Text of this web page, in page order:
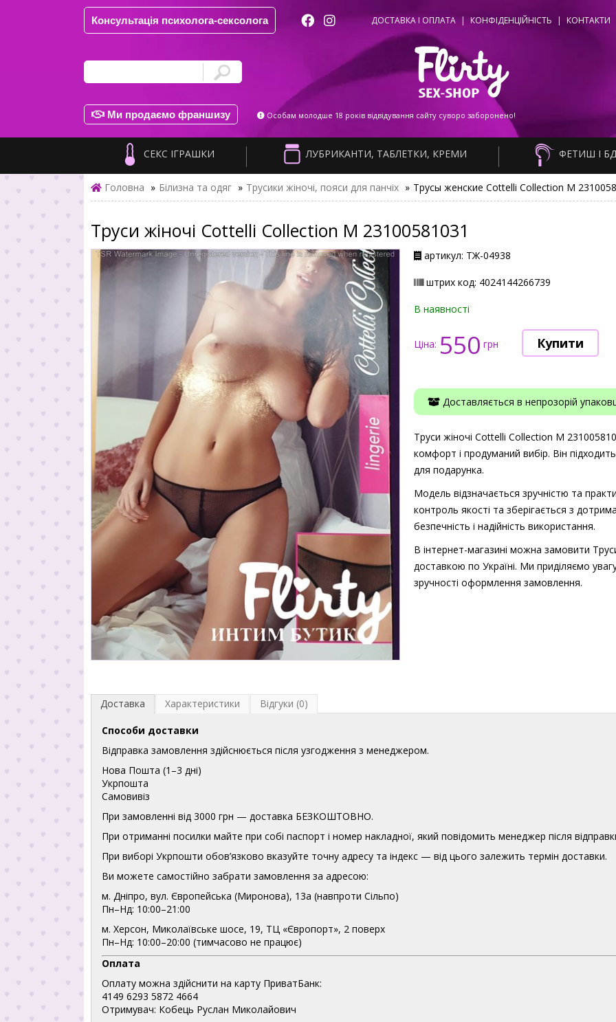
Консультація психолога-сексолога ДОСТАВКА І ОПЛАТА | КОНФІДЕНЦІЙНІСТЬ | КОНТАКТИ
Ми продаємо франшизу Особам молодше 18 років відвідування сайту суворо заборонено!
СЕКС ІГРАШКИ ЛУБРИКАНТИ, ТАБЛЕТКИ, КРЕМИ ФЕТИШ І
Головна » Білизна та одяг » Трусики жіночі, пояси для панчіх » Трусы женские Cottelli Collection M
Труси жіночі Cottelli Collection M 23100581031
артикул: ТЖ-04938
штрих код: 4024144266739
В наявності
Ціна: 550 грн
Доставляється в непрозорій
Труси жіночі Cottelli Collection M
комфорт і продуманий вибір. Він
для подарунка.
Модель відзначається зручністю та
контроль якості та зберігається з
безпечність і надійність використання.
В інтернет-магазині можна замовити
доставкою по Україні. Ми приділяємо
зручності оформлення замовлення.
Доставка Характеристики Відгуки (0)
Способи доставки
Відправка замовлення здійснюється після узгодження з менеджером.
Нова Пошта (1–3 дні)
Укрпошта
Самовивіз
При замовленні від 3000 грн — доставка БЕЗКОШТОВНО.
При отриманні посилки майте при собі паспорт і номер накладної, який повідомить менеджер після
При виборі Укрпошти обов’язково вказуйте точну адресу та індекс — від цього залежить термін доставки.
Ви можете самостійно забрати замовлення за адресою:
м. Дніпро, вул. Європейська (Миронова), 13а (навпроти Сільпо)
Пн–Нд: 10:00–21:00
м. Херсон, Миколаївське шосе, 19, ТЦ «Європорт», 2 поверх
Пн–Нд: 10:00–20:00 (тимчасово не працює)
Оплата
Оплату можна здійснити на карту ПриватБанк:
4149 6293 5872 4664
Отримувач: Кобець Руслан Миколайович